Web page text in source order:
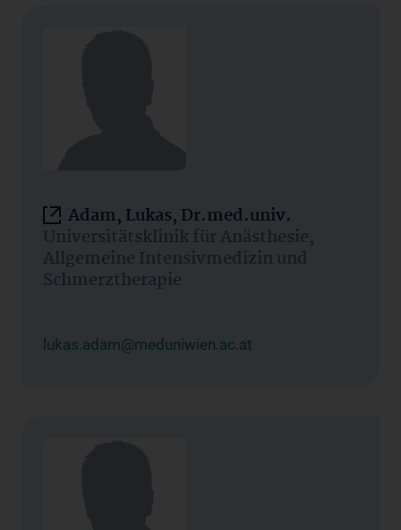
Adam, Lukas, Dr.med.univ.
Universitätsklinik für Anästhesie,
Allgemeine Intensivmedizin und
Schmerztherapie
lukas.adam@meduniwien.ac.at